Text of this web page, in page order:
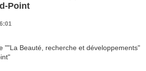
Point